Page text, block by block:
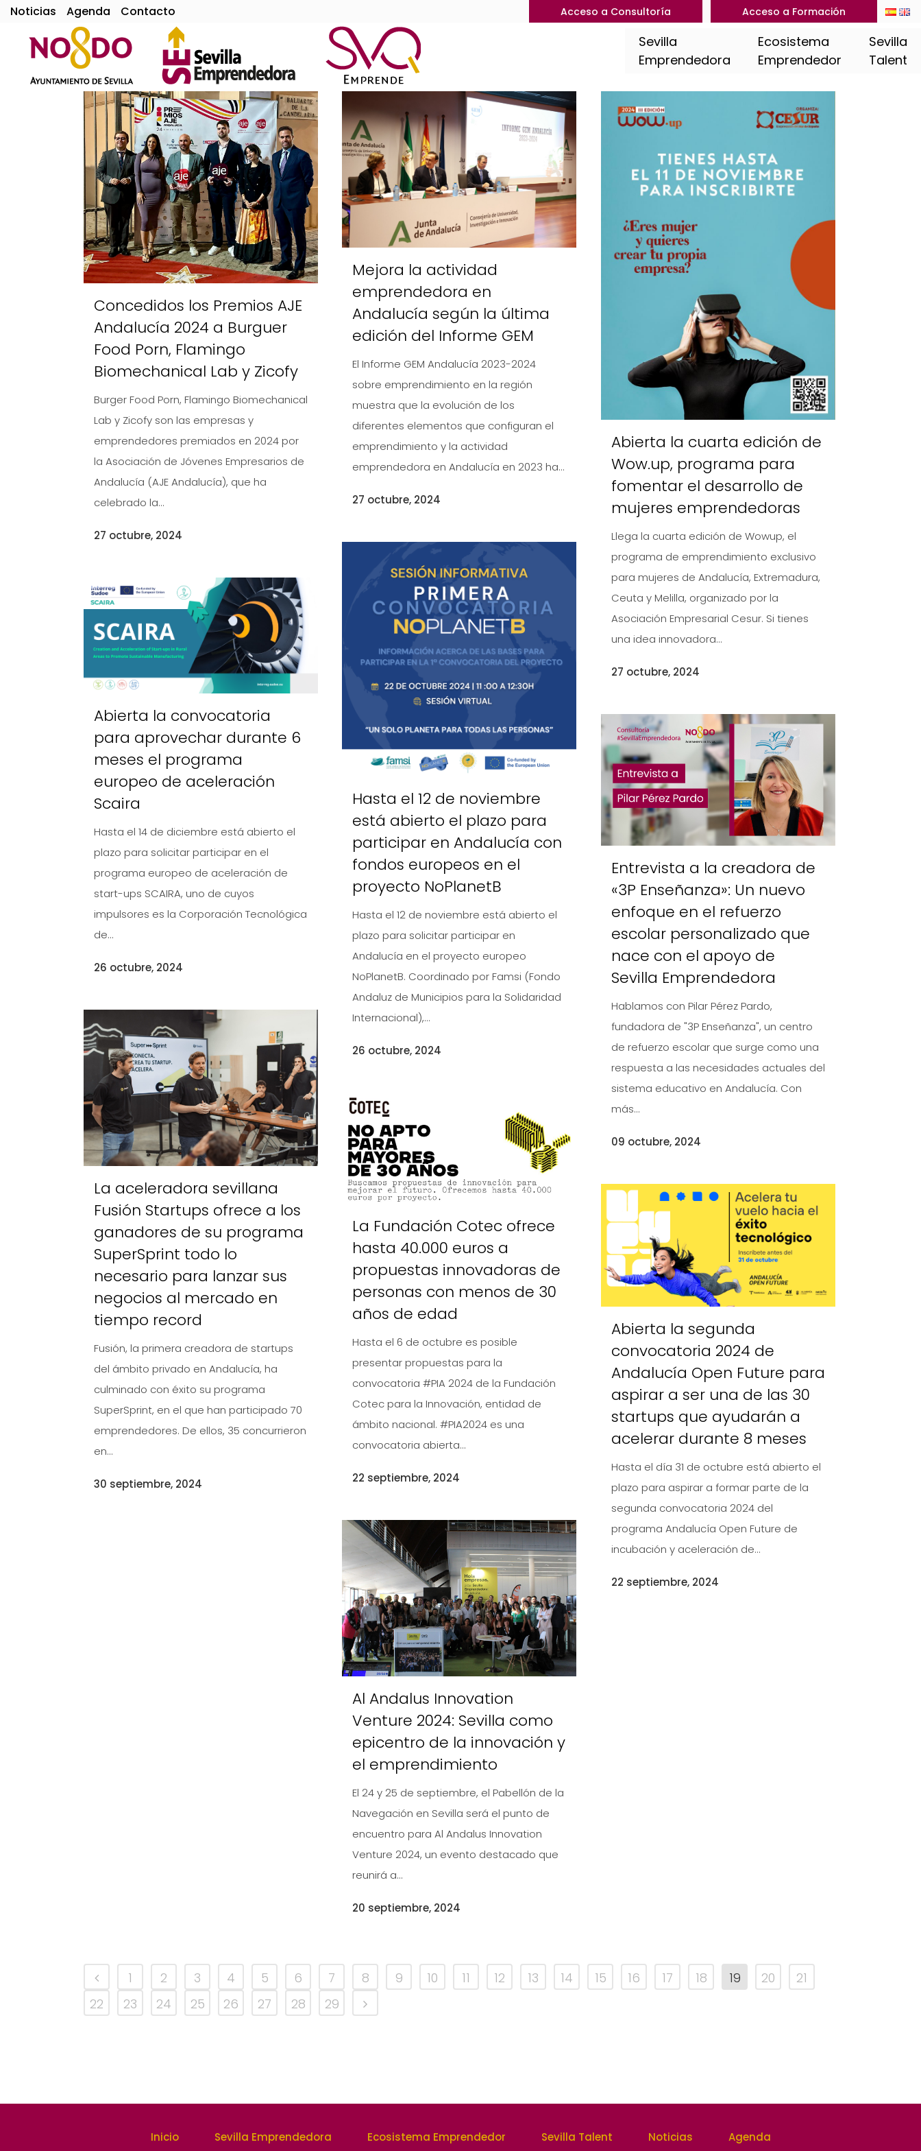
Noticias Agenda Contacto Acceso a Consultoría Acceso a Formación
Sevilla
Emprendedora
Ecosistema
Emprendedor
Sevilla
Talent
Concedidos los Premios AJE
Andalucía 2024 a Burguer
Food Porn, Flamingo
Biomechanical Lab y Zicofy
Burger Food Porn, Flamingo Biomechanical
Lab y Zicofy son las empresas y
emprendedores premiados en 2024 por
la Asociación de Jóvenes Empresarios de
Andalucía (AJE Andalucía), que ha
celebrado la...
27 octubre, 2024
Mejora la actividad
emprendedora en
Andalucía según la última
edición del Informe GEM
El Informe GEM Andalucía 2023-2024
sobre emprendimiento en la región
muestra que la evolución de los
diferentes elementos que configuran el
emprendimiento y la actividad
emprendedora en Andalucía en 2023 ha...
27 octubre, 2024
Abierta la cuarta edición de
Wow.up, programa para
fomentar el desarrollo de
mujeres emprendedoras
Llega la cuarta edición de Wowup, el
programa de emprendimiento exclusivo
para mujeres de Andalucía, Extremadura,
Ceuta y Melilla, organizado por la
Asociación Empresarial Cesur. Si tienes
una idea innovadora...
27 octubre, 2024
Hasta el 12 de noviembre
está abierto el plazo para
participar en Andalucía con
fondos europeos en el
proyecto NoPlanetB
Hasta el 12 de noviembre está abierto el
plazo para solicitar participar en
Andalucía en el proyecto europeo
NoPlanetB. Coordinado por Famsi (Fondo
Andaluz de Municipios para la Solidaridad
Internacional),...
26 octubre, 2024
Abierta la convocatoria
para aprovechar durante 6
meses el programa
europeo de aceleración
Scaira
Hasta el 14 de diciembre está abierto el
plazo para solicitar participar en el
programa europeo de aceleración de
start-ups SCAIRA, uno de cuyos
impulsores es la Corporación Tecnológica
de...
26 octubre, 2024
Entrevista a la creadora de
«3P Enseñanza»: Un nuevo
enfoque en el refuerzo
escolar personalizado que
nace con el apoyo de
Sevilla Emprendedora
Hablamos con Pilar Pérez Pardo,
fundadora de "3P Enseñanza", un centro
de refuerzo escolar que surge como una
respuesta a las necesidades actuales del
sistema educativo en Andalucía. Con
más...
09 octubre, 2024
La aceleradora sevillana
Fusión Startups ofrece a los
ganadores de su programa
SuperSprint todo lo
necesario para lanzar sus
negocios al mercado en
tiempo record
Fusión, la primera creadora de startups
del ámbito privado en Andalucía, ha
culminado con éxito su programa
SuperSprint, en el que han participado 70
emprendedores. De ellos, 35 concurrieron
en...
30 septiembre, 2024
La Fundación Cotec ofrece
hasta 40.000 euros a
propuestas innovadoras de
personas con menos de 30
años de edad
Hasta el 6 de octubre es posible
presentar propuestas para la
convocatoria #PIA 2024 de la Fundación
Cotec para la Innovación, entidad de
ámbito nacional. #PIA2024 es una
convocatoria abierta...
22 septiembre, 2024
Abierta la segunda
convocatoria 2024 de
Andalucía Open Future para
aspirar a ser una de las 30
startups que ayudarán a
acelerar durante 8 meses
Hasta el día 31 de octubre está abierto el
plazo para aspirar a formar parte de la
segunda convocatoria 2024 del
programa Andalucía Open Future de
incubación y aceleración de...
22 septiembre, 2024
Al Andalus Innovation
Venture 2024: Sevilla como
epicentro de la innovación y
el emprendimiento
El 24 y 25 de septiembre, el Pabellón de la
Navegación en Sevilla será el punto de
encuentro para Al Andalus Innovation
Venture 2024, un evento destacado que
reunirá a...
20 septiembre, 2024
1 2 3 4 5 6 7 8 9 10 11 12 13 14 15 16 17 18 19 20
21
22
23 24 25 26 27 28 29
Inicio Sevilla Emprendedora Ecosistema Emprendedor Sevilla Talent Noticias Agenda